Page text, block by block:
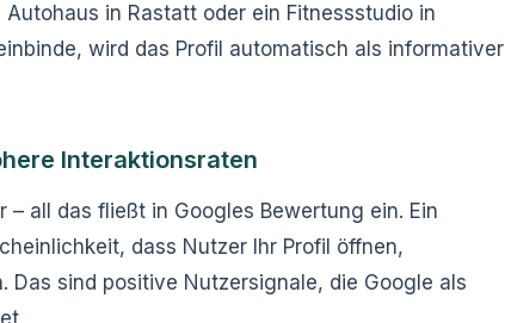
Autohaus in Rastatt oder ein Fitnessstudio in
wird das Profil automatisch als informativer
Interaktionsraten
– all das fließt in Googles Bewertung ein. Ein
dass Nutzer Ihr Profil öffnen,
Das sind positive Nutzersignale, die Google als